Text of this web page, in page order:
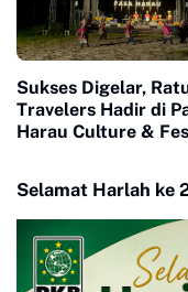
Sukses Digelar,
Travelers Hadir di
Harau Culture &
Selamat Harlah ke